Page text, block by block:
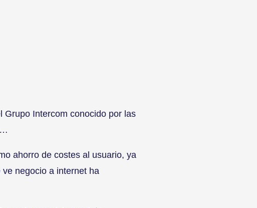
Grupo Intercom conocido por las
ahorro de costes al usuario, ya
negocio a internet ha